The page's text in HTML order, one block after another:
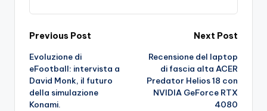
Post
navigation
Previous Post
Evoluzione di
eFootball: intervista a
David Monk, il futuro
della simulazione
Konami.
Next Post
Recensione del laptop
di fascia alta ACER
Predator Helios 18 con
NVIDIA GeForce RTX
4080